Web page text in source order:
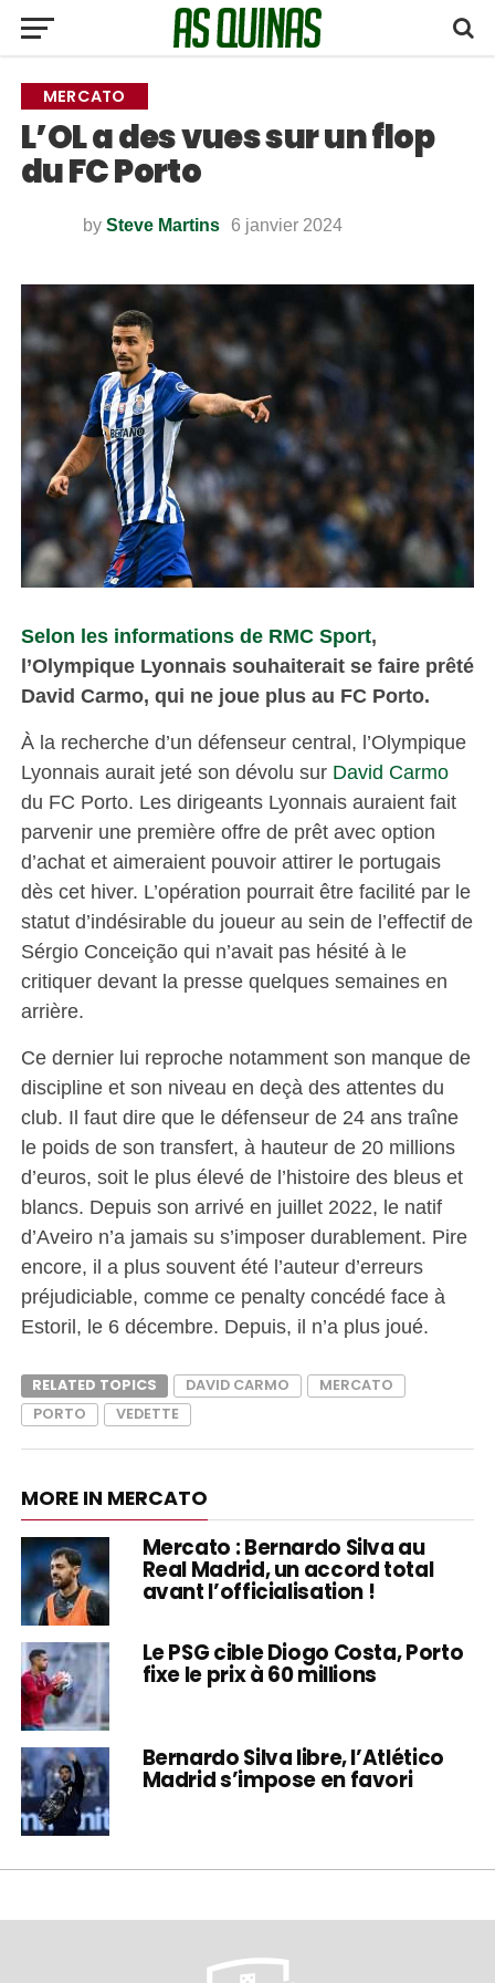
MERCATO
L’OL a des vues sur un flop
du FC Porto
by Steve Martins 6 janvier 2024
Selon les informations de RMC Sport,
l’Olympique Lyonnais souhaiterait se faire prêté
David Carmo, qui ne joue plus au FC Porto.
À la recherche d’un défenseur central, l’Olympique
Lyonnais aurait jeté son dévolu sur David Carmo
du FC Porto. Les dirigeants Lyonnais auraient fait
parvenir une première offre de prêt avec option
d’achat et aimeraient pouvoir attirer le portugais
dès cet hiver. L’opération pourrait être facilité par le
statut d’indésirable du joueur au sein de l’effectif de
Sérgio Conceição qui n’avait pas hésité à le
critiquer devant la presse quelques semaines en
arrière.
Ce dernier lui reproche notamment son manque de
discipline et son niveau en deçà des attentes du
club. Il faut dire que le défenseur de 24 ans traîne
le poids de son transfert, à hauteur de 20 millions
d’euros, soit le plus élevé de l’histoire des bleus et
blancs. Depuis son arrivé en juillet 2022, le natif
d’Aveiro n’a jamais su s’imposer durablement. Pire
encore, il a plus souvent été l’auteur d’erreurs
préjudiciable, comme ce penalty concédé face à
Estoril, le 6 décembre. Depuis, il n’a plus joué.
RELATED TOPICS DAVID CARMO
MERCATO
PORTO
VEDETTE
MORE IN MERCATO
Mercato : Bernardo Silva au
Real Madrid, un accord total
avant l’officialisation !
Le PSG cible Diogo Costa, Porto
fixe le prix à 60 millions
Bernardo Silva libre, l’Atlético
Madrid s’impose en favori